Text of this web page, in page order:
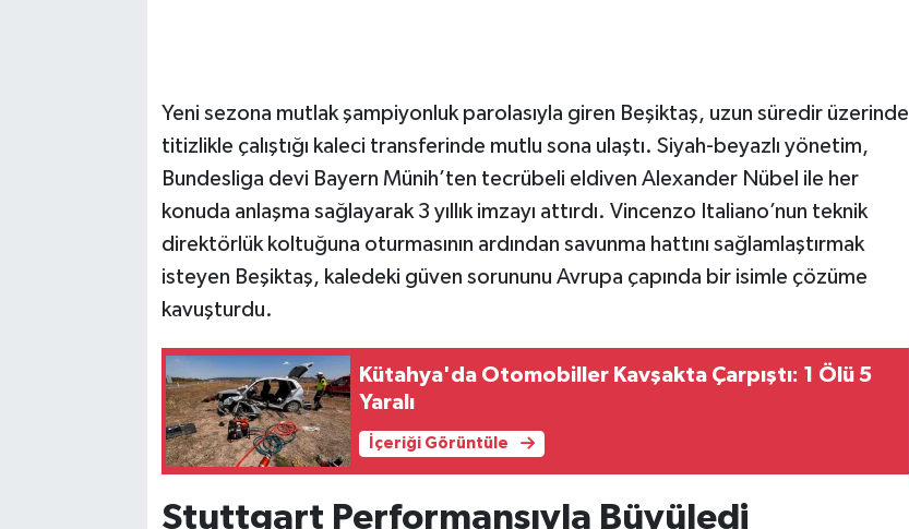
Yeni sezona mutlak şampiyonluk parolasıyla giren Beşiktaş, uzun süredir üzerinde
titizlikle çalıştığı kaleci transferinde mutlu sona ulaştı. Siyah-beyazlı yönetim,
Bundesliga devi Bayern Münih’ten tecrübeli eldiven Alexander Nübel ile her
konuda anlaşma sağlayarak 3 yıllık imzayı attırdı. Vincenzo Italiano’nun teknik
direktörlük koltuğuna oturmasının ardından savunma hattını sağlamlaştırmak
isteyen Beşiktaş, kaledeki güven sorununu Avrupa çapında bir isimle çözüme
kavuşturdu.
Kütahya'da Otomobiller Kavşakta Çarpıştı: 1 Ölü 5
Yaralı
İçeriği Görüntüle
Stuttgart Performansıyla Büyüledi